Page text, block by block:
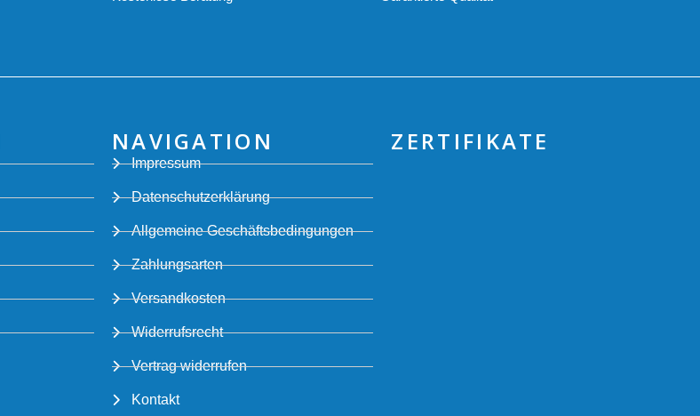
NAVIGATION
Impressum
Datenschutzerklärung
Allgemeine Geschäftsbedingungen
Zahlungsarten
Versandkosten
Widerrufsrecht
Vertrag widerrufen
Kontakt
ZERTIFIKATE